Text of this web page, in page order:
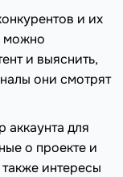
и их
можно
и выяснить,
они смотрят
для
о проекте и
интересы